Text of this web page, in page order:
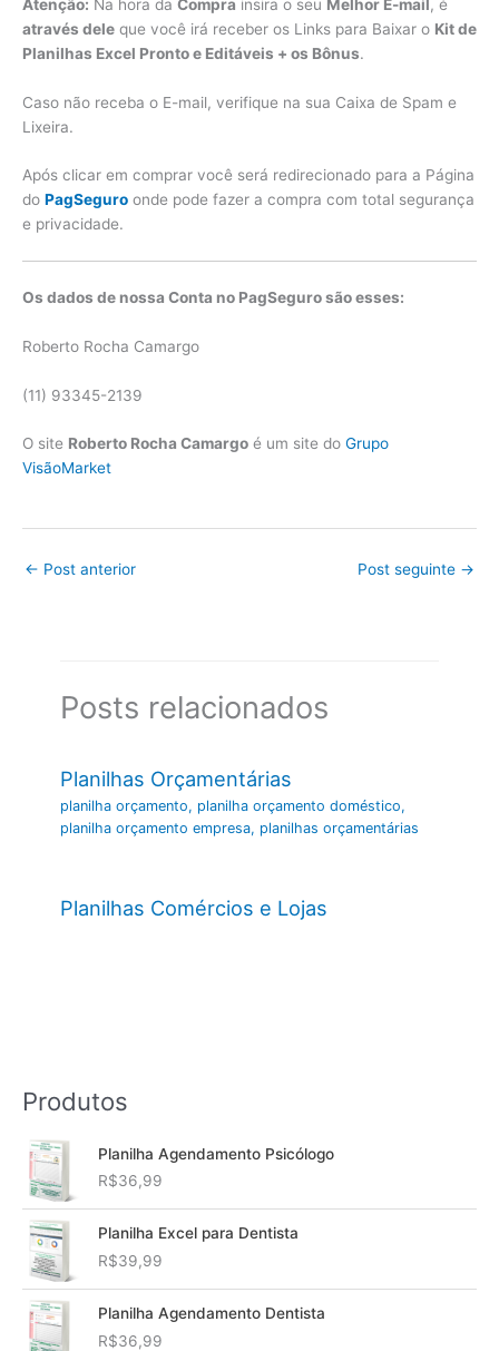
Atenção: Na hora da Compra insira o seu Melhor E-mail , é
através dele que você irá receber os Links para Baixar o Kit de
Planilhas Excel Pronto e Editáveis + os Bônus.
Caso não receba o E-mail, verifique na sua Caixa de Spam e
Lixeira.
Após clicar em comprar você será redirecionado para a Página
do PagSeguro onde pode fazer a compra com total segurança
e privacidade.
Os dados de nossa Conta no PagSeguro são esses:
Roberto Rocha Camargo
(11) 93345-2139
O site Roberto Rocha Camargo é um site do Grupo
VisãoMarket
← Post anterior Post seguinte →
Posts relacionados
Planilhas Orçamentárias
planilha orçamento, planilha orçamento doméstico,
planilha orçamento empresa, planilhas orçamentárias
Planilhas Comércios e Lojas
Produtos
Planilha Agendamento Psicólogo
R$36,99
Planilha Excel para Dentista
R$39,99
Planilha Agendamento Dentista
R$36,99